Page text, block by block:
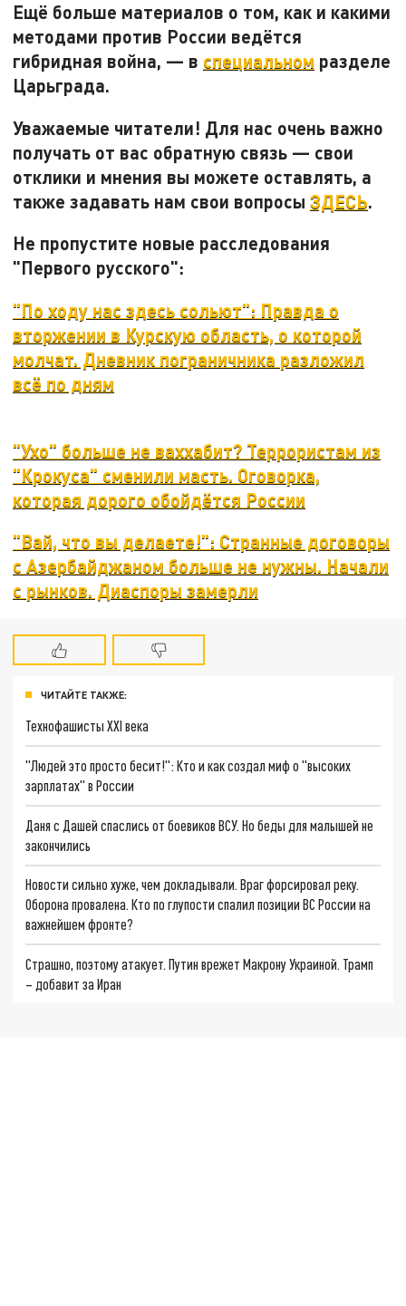
Ещё больше материалов о том, как и какими
методами против России ведётся
гибридная война, — в специальном разделе
Царьграда.
Уважаемые читатели! Для нас очень важно
получать от вас обратную связь — свои
отклики и мнения вы можете оставлять, а
также задавать нам свои вопросыЗДЕСЬ.
Не пропустите новые расследования
"Первого русского":
"По ходу нас здесь сольют": Правда о
вторжении в Курскую область, о которой
молчат. Дневник пограничника разложил
всё по дням
"Ухо" больше не ваххабит? Террористам из
"Крокуса" сменили масть. Оговорка,
которая дорого обойдётся России
"Вай, что вы делаете!": Странные договоры
с Азербайджаном больше не нужны. Начали
с рынков. Диаспоры замерли
ЧИТАЙТЕ ТАКЖЕ:
Технофашисты XXI века
"Людей это просто бесит!": Кто и как создал миф о "высоких
зарплатах" в России
Даня с Дашей спаслись от боевиков ВСУ. Но беды для малышей не
закончились
Новости сильно хуже, чем докладывали. Враг форсировал реку.
Оборона провалена. Кто по глупости спалил позиции ВС России на
важнейшем фронте?
Страшно, поэтому атакует. Путин врежет Макрону Украиной. Трамп
– добавит за Иран